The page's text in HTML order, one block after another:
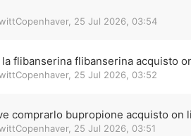
, 25 Jul 2026, 03:54
flibanserina flibanserina acquisto
, 25 Jul 2026, 03:52
comprarlo bupropione acquisto on
, 25 Jul 2026, 03:51